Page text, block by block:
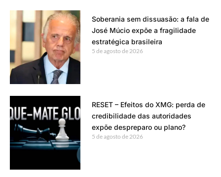
Soberania sem dissuasão: a fala de
José Múcio expõe a fragilidade
estratégica brasileira
5 de agosto de 2026
RESET – Efeitos do XMG: perda de
credibilidade das autoridades
expõe despreparo ou plano?
5 de agosto de 2026